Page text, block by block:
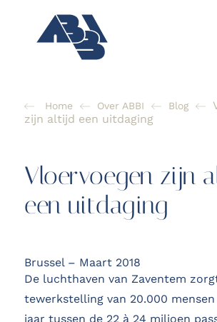
Home Over ABBI Blog
zijn altijd een uitdaging
Vloervoegen zijn
een uitdaging
Brussel – Maart 2018
De luchthaven van Zaventem
tewerkstelling van 20.000
jaar tussen de 22 à 24 miljoen